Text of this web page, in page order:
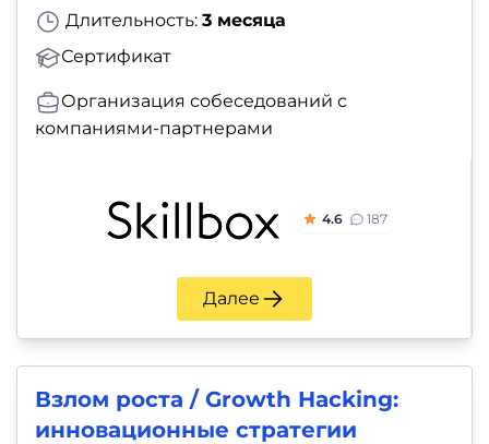
Длительность: 3 месяца
Сертификат
Организация собеседований с
компаниями-партнерами
4.6 187
Далее
Взлом роста / Growth Hacking:
инновационные стратегии